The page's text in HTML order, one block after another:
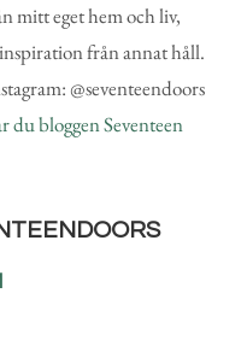
mitt eget hem och liv,
från annat håll.
@seventeendoors
du bloggen Seventeen